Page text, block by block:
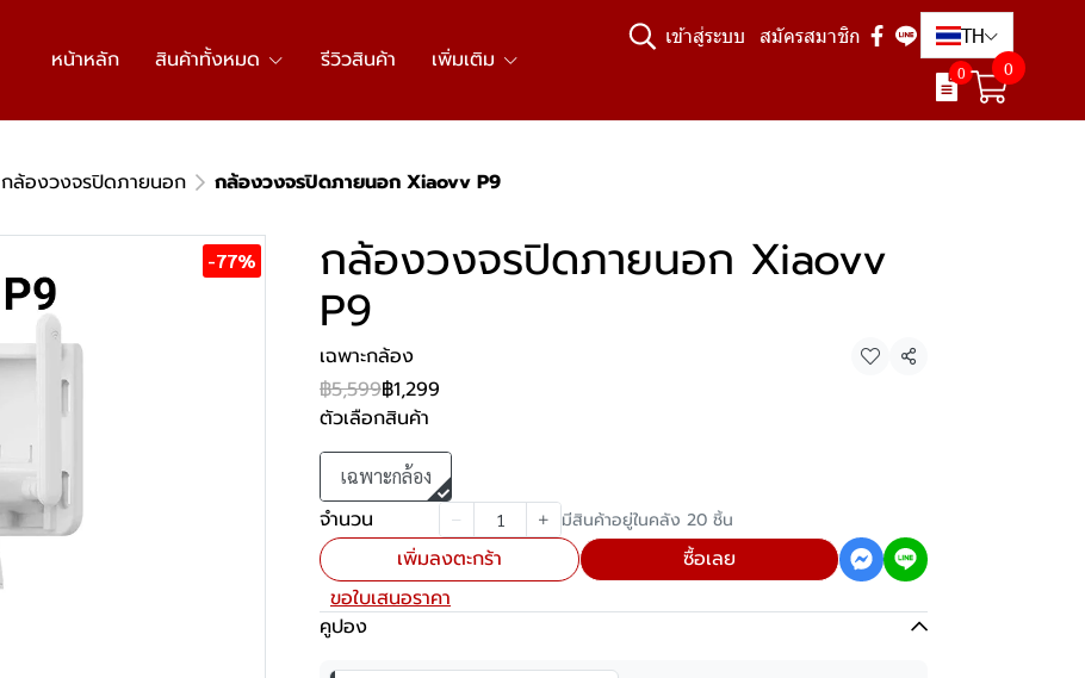
หน้าหลัก สินค้าทั้งหมด รีวิวสินค้า เพิ่มเติม
เข้าสู่ระบบ สมัครสมาชิก TH
0 0
กล้องวงจรปิดภายนอก กล้องวงจรปิดภายนอก Xiaovv P9
-77% กล้องวงจรปิดภายนอก Xiaovv
P9
เฉพาะกล้อง
แชร์
฿5,599฿1,299
ตัวเลือกสินค้า
เฉพาะกล้อง
จำนวน มีสินค้าอยู่ในคลัง 20 ชิ้น
เพิ่มลงตะกร้า
ซื้อเลย
ขอใบเสนอราคา
คูปอง